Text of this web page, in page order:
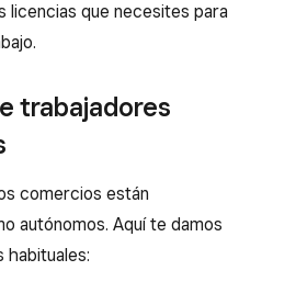
licencias que necesites para
trabajadores
comercios están
autónomos. Aquí te damos
habituales: